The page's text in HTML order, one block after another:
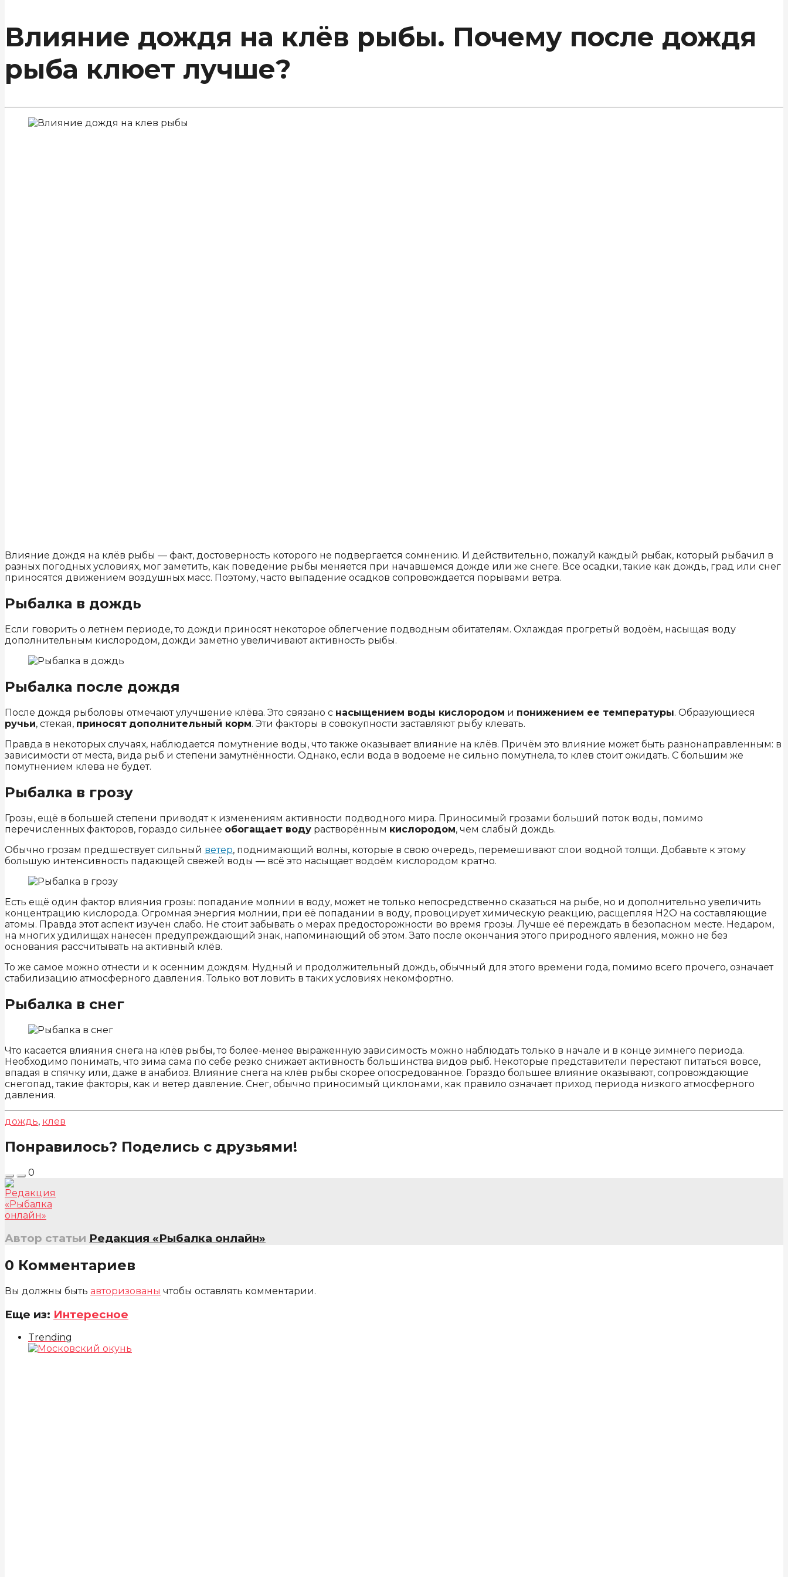
Влияние дождя на клёв рыбы. Почему после дождя
рыба клюет лучше?
Влияние дождя на клёв рыбы — факт, достоверность которого не подвергается сомнению. И действительно, пожалуй каждый рыбак, который рыбачил в
разных погодных условиях, мог заметить, как поведение рыбы меняется при начавшемся дожде или же снеге. Все осадки, такие как дождь, град или снег
приносятся движением воздушных масс. Поэтому, часто выпадение осадков сопровождается порывами ветра.
Рыбалка в дождь
Если говорить о летнем периоде, то дожди приносят некоторое облегчение подводным обитателям. Охлаждая прогретый водоём, насыщая воду
дополнительным кислородом, дожди заметно увеличивают активность рыбы.
Рыбалка после дождя
После дождя рыболовы отмечают улучшение клёва. Это связано с насыщением воды кислородом и понижением ее температуры. Образующиеся
ручьи, стекая, приносят дополнительный корм. Эти факторы в совокупности заставляют рыбу клевать.
Правда в некоторых случаях, наблюдается помутнение воды, что также оказывает влияние на клёв. Причём это влияние может быть разнонаправленным: в
зависимости от места, вида рыб и степени замутнённости. Однако, если вода в водоеме не сильно помутнела, то клев стоит ожидать. С большим же
помутнением клева не будет.
Рыбалка в грозу
Грозы, ещё в большей степени приводят к изменениям активности подводного мира. Приносимый грозами больший поток воды, помимо
перечисленных факторов, гораздо сильнее обогащает воду растворённым кислородом, чем слабый дождь.
Обычно грозам предшествует сильный ветер, поднимающий волны, которые в свою очередь, перемешивают слои водной толщи. Добавьте к этому
большую интенсивность падающей свежей воды — всё это насыщает водоём кислородом кратно.
Есть ещё один фактор влияния грозы: попадание молнии в воду, может не только непосредственно сказаться на рыбе, но и дополнительно увеличить
концентрацию кислорода. Огромная энергия молнии, при её попадании в воду, провоцирует химическую реакцию, расщепляя H2O на составляющие
атомы. Правда этот аспект изучен слабо. Не стоит забывать о мерах предосторожности во время грозы. Лучше её переждать в безопасном месте. Недаром,
на многих удилищах нанесён предупреждающий знак, напоминающий об этом. Зато после окончания этого природного явления, можно не без
основания рассчитывать на активный клёв.
То же самое можно отнести и к осенним дождям. Нудный и продолжительный дождь, обычный для этого времени года, помимо всего прочего, означает
стабилизацию атмосферного давления. Только вот ловить в таких условиях некомфортно.
Рыбалка в снег
Что касается влияния снега на клёв рыбы, то более-менее выраженную зависимость можно наблюдать только в начале и в конце зимнего периода.
Необходимо понимать, что зима сама по себе резко снижает активность большинства видов рыб. Некоторые представители перестают питаться вовсе,
впадая в спячку или, даже в анабиоз. Влияние снега на клёв рыбы скорее опосредованное. Гораздо большее влияние оказывают, сопровождающие
снегопад, такие факторы, как и ветер давление. Снег, обычно приносимый циклонами, как правило означает приход периода низкого атмосферного
давления.
дождь, клев
Понравилось? Поделись с друзьями!
0
Автор статьи Редакция «Рыбалка онлайн»
0 Комментариев
Вы должны быть авторизованы чтобы оставлять комментарии.
Еще из: Интересное
Trending